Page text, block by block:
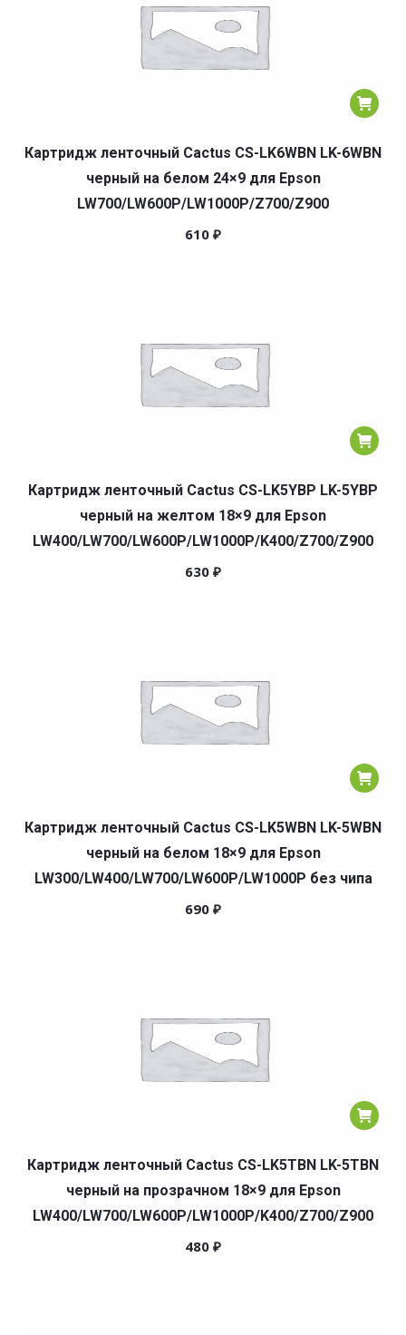
Картридж ленточный Cactus CS-LK6WBN LK-6WBN
черный на белом 24×9 для Epson
LW700/LW600P/LW1000P/Z700/Z900
610 ₽
Картридж ленточный Cactus CS-LK5YBP LK-5YBP
черный на желтом 18×9 для Epson
LW400/LW700/LW600P/LW1000P/K400/Z700/Z900
630 ₽
Картридж ленточный Cactus CS-LK5WBN LK-5WBN
черный на белом 18×9 для Epson
LW300/LW400/LW700/LW600P/LW1000P без чипа
690 ₽
Картридж ленточный Cactus CS-LK5TBN LK-5TBN
черный на прозрачном 18×9 для Epson
LW400/LW700/LW600P/LW1000P/K400/Z700/Z900
480 ₽